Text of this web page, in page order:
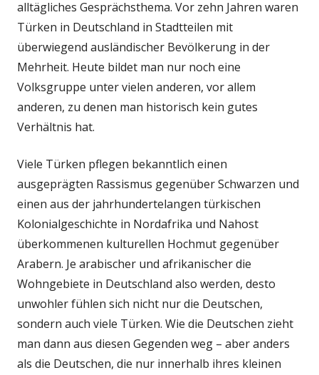
alltägliches Gesprächsthema. Vor zehn Jahren waren
Türken in Deutschland in Stadtteilen mit
überwiegend ausländischer Bevölkerung in der
Mehrheit. Heute bildet man nur noch eine
Volksgruppe unter vielen anderen, vor allem
anderen, zu denen man historisch kein gutes
Verhältnis hat.
Viele Türken pflegen bekanntlich einen
ausgeprägten Rassismus gegenüber Schwarzen und
einen aus der jahrhundertelangen türkischen
Kolonialgeschichte in Nordafrika und Nahost
überkommenen kulturellen Hochmut gegenüber
Arabern. Je arabischer und afrikanischer die
Wohngebiete in Deutschland also werden, desto
unwohler fühlen sich nicht nur die Deutschen,
sondern auch viele Türken. Wie die Deutschen zieht
man dann aus diesen Gegenden weg – aber anders
als die Deutschen, die nur innerhalb ihres kleinen